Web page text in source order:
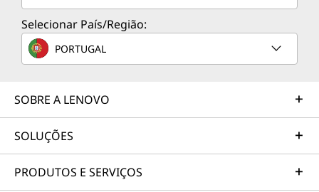
Selecionar País/Região:
PORTUGAL
SOBRE A LENOVO
SOLUÇÕES
PRODUTOS E SERVIÇOS